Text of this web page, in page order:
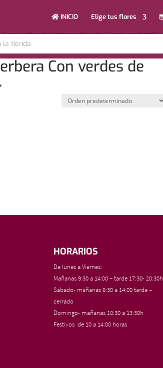
INICIO Elige tus flores
Con verdes de temporadas ideal para un detalle
Con verdes de
HORARIOS
De lunes a Viernes:
Mañanas 9:30 a 14:00 – tarde 17:30- 20:30h
Sábado- mañanas 9:30 a 14:00 tarde –
cerrado
Domingo- mañanas 10:30 a 13:30h
Festivos de 10 a 14:00 horas